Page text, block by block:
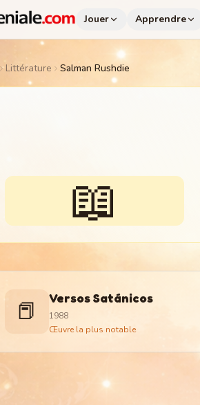
Jouer Apprendre
Littérature Salman Rushdie
📖
📕 Versos Satánicos
1988
Œuvre la plus notable